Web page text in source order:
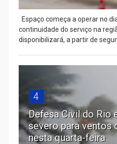
Espaço começa a operar no
continuidade do serviço na
disponibilizará, a partir de
4
Defesa Civil do Rio
severo para ventos
nesta quarta-feira